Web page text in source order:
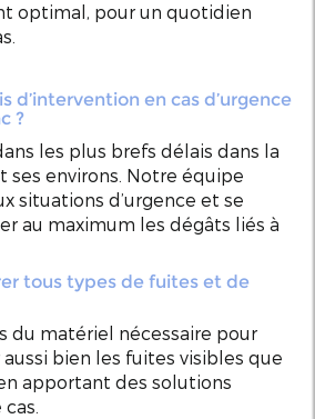
optimal, pour un quotidien
d’intervention en cas d’urgence
?
les plus brefs délais dans la
ses environs. Notre équipe
situations d’urgence et se
au maximum les dégâts liés à
tous types de fuites et de
du matériel nécessaire pour
bien les fuites visibles que
apportant des solutions